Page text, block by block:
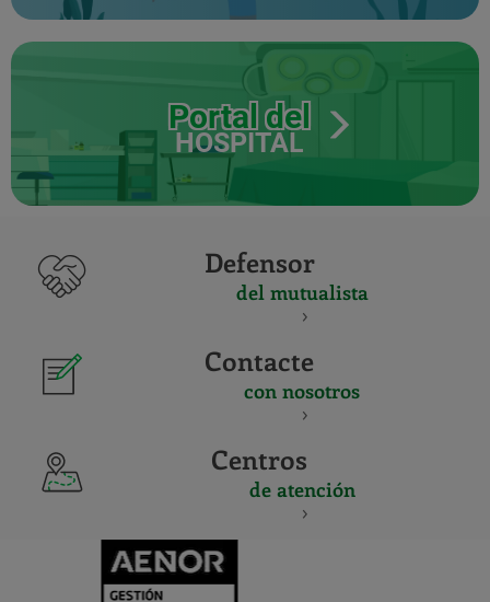
Portal del
HOSPITAL
Defensor
del mutualista
Contacte
con nosotros
Centros
de atención